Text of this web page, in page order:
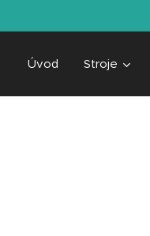
Úvod Stroje